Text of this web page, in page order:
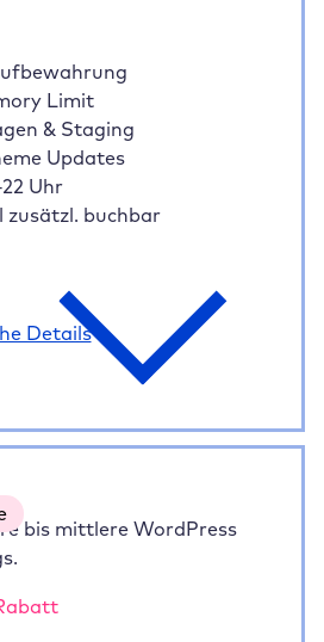
Limit
& Staging
Updates
Uhr
zusätzl. buchbar
Details
bis mittlere WordPress